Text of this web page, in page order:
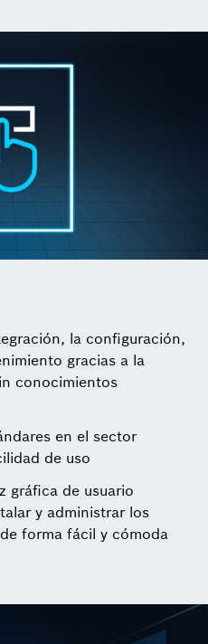
la configuración,
gracias a la
conocimientos
en el sector
de uso
gráfica de usuario
y administrar los
forma fácil y cómoda